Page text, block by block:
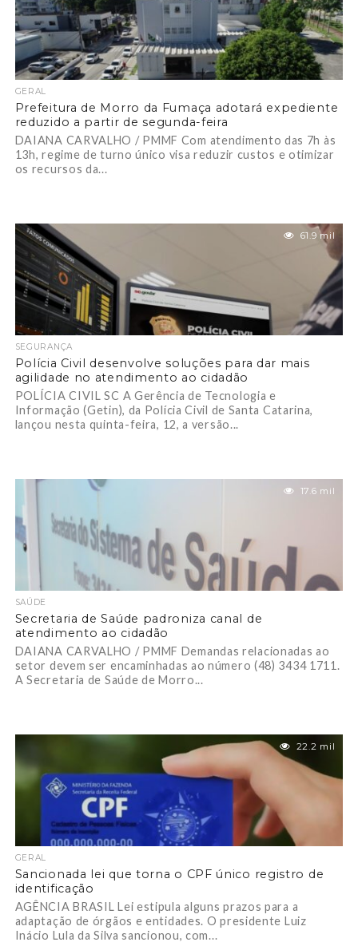
GERAL
Prefeitura de Morro da Fumaça adotará expediente
reduzido a partir de segunda-feira
DAIANA CARVALHO / PMMF Com atendimento das 7h às
13h, regime de turno único visa reduzir custos e otimizar
os recursos da...
61.9 mil
SEGURANÇA
Polícia Civil desenvolve soluções para dar mais
agilidade no atendimento ao cidadão
POLÍCIA CIVIL SC A Gerência de Tecnologia e
Informação (Getin), da Polícia Civil de Santa Catarina,
lançou nesta quinta-feira, 12, a versão...
17.6 mil
SAÚDE
Secretaria de Saúde padroniza canal de
atendimento ao cidadão
DAIANA CARVALHO / PMMF Demandas relacionadas ao
setor devem ser encaminhadas ao número (48) 3434 1711.
A Secretaria de Saúde de Morro...
22.2 mil
GERAL
Sancionada lei que torna o CPF único registro de
identificação
AGÊNCIA BRASIL Lei estipula alguns prazos para a
adaptação de órgãos e entidades. O presidente Luiz
Inácio Lula da Silva sancionou, com...